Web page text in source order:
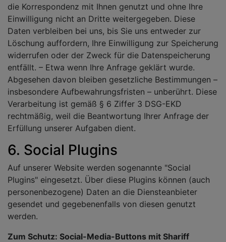
die Korrespondenz mit Ihnen genutzt und ohne Ihre
Einwilligung nicht an Dritte weitergegeben. Diese
Daten verbleiben bei uns, bis Sie uns entweder zur
Löschung auffordern, Ihre Einwilligung zur Speicherung
widerrufen oder der Zweck für die Datenspeicherung
entfällt. – Etwa wenn Ihre Anfrage geklärt wurde.
Abgesehen davon bleiben gesetzliche Bestimmungen –
insbesondere Aufbewahrungsfristen – unberührt. Diese
Verarbeitung ist gemäß § 6 Ziffer 3 DSG-EKD
rechtmäßig, weil die Beantwortung Ihrer Anfrage der
Erfüllung unserer Aufgaben dient.
6. Social Plugins
Auf unserer Website werden sogenannte "Social
Plugins" eingesetzt. Über diese Plugins können (auch
personenbezogene) Daten an die Diensteanbieter
gesendet und gegebenenfalls von diesen genutzt
werden.
Zum Schutz: Social-Media-Buttons mit Shariff